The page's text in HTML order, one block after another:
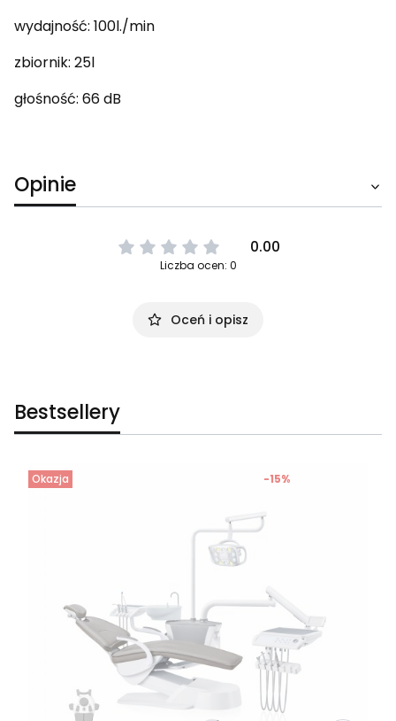
wydajność: 100l./min
zbiornik: 25l
głośność: 66 dB
Opinie
0.00
Liczba ocen: 0
Oceń i opisz
Bestsellery
Okazja -15%